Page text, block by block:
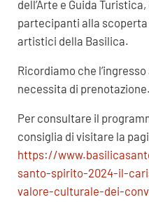
dell’Arte e Guida
partecipanti alla
artistici della Basilica.
Ricordiamo che
necessita di prenotazione.
Per consultare il
consiglia di visitare la
https://
santo-spirito-2024-il-
valore-culturale-dei-